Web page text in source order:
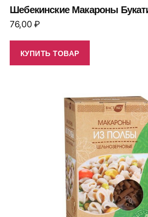
Шебекинские Макароны
76,00₽
КУПИТЬ ТОВАР